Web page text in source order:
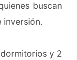
buscan
inversión.
dormitorios y 2